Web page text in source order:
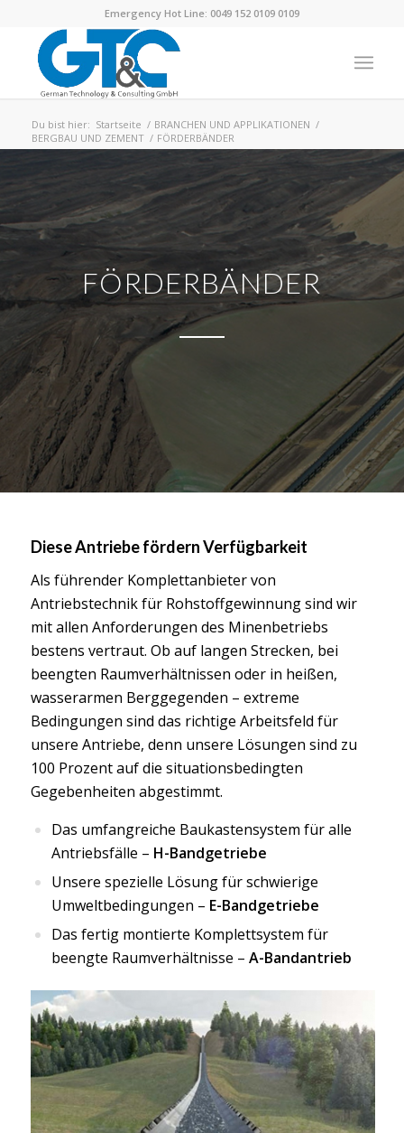
Emergency Hot Line: 0049 152 0109 0109
Du bist hier: Startseite / BRANCHEN UND APPLIKATIONEN /
BERGBAU UND ZEMENT / FÖRDERBÄNDER
FÖRDERBÄNDER
Diese Antriebe fördern Verfügbarkeit
Als führender Komplettanbieter von
Antriebstechnik für Rohstoffgewinnung sind wir
mit allen Anforderungen des Minenbetriebs
bestens vertraut. Ob auf langen Strecken, bei
beengten Raumverhältnissen oder in heißen,
wasserarmen Berggegenden – extreme
Bedingungen sind das richtige Arbeitsfeld für
unsere Antriebe, denn unsere Lösungen sind zu
100 Prozent auf die situationsbedingten
Gegebenheiten abgestimmt.
Das umfangreiche Baukastensystem für alle
Antriebsfälle – H-Bandgetriebe
Unsere spezielle Lösung für schwierige
Umweltbedingungen – E-Bandgetriebe
Das fertig montierte Komplettsystem für
beengte Raumverhältnisse – A-Bandantrieb